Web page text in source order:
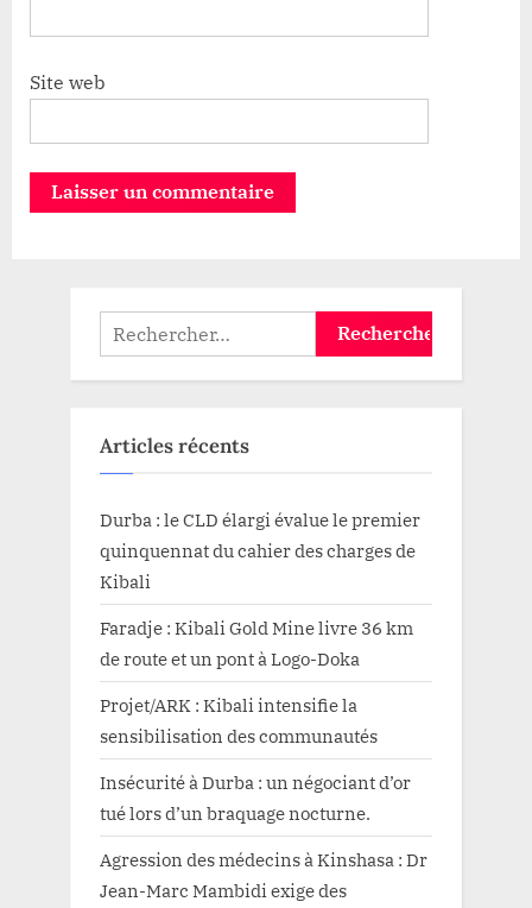
Site web
Rechercher :
Articles récents
Durba : le CLD élargi évalue le premier
quinquennat du cahier des charges de
Kibali
Faradje : Kibali Gold Mine livre 36 km
de route et un pont à Logo-Doka
Projet/ARK : Kibali intensifie la
sensibilisation des communautés
Insécurité à Durba : un négociant d’or
tué lors d’un braquage nocturne.
Agression des médecins à Kinshasa : Dr
Jean-Marc Mambidi exige des